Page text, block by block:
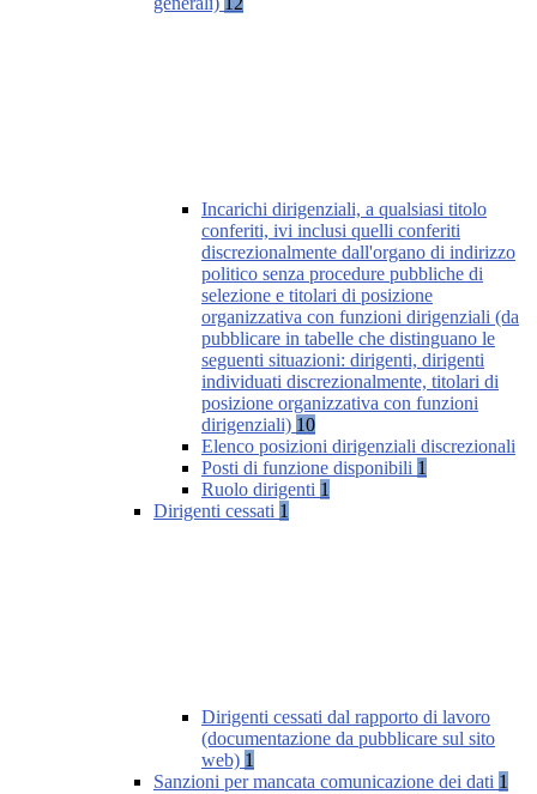
Incarichi dirigenziali, a qualsiasi titolo
conferiti, ivi inclusi quelli conferiti
discrezionalmente dall'organo di indirizzo
politico senza procedure pubbliche di
selezione e titolari di posizione
organizzativa con funzioni dirigenziali (da
pubblicare in tabelle che distinguano le
seguenti situazioni: dirigenti, dirigenti
individuati discrezionalmente, titolari di
posizione organizzativa con funzioni
dirigenziali) 10
Elenco posizioni dirigenziali discrezionali
Posti di funzione disponibili 1
Ruolo dirigenti 1
Dirigenti cessati 1
Dirigenti cessati dal rapporto di lavoro
(documentazione da pubblicare sul sito
web) 1
Sanzioni per mancata comunicazione dei dati 1